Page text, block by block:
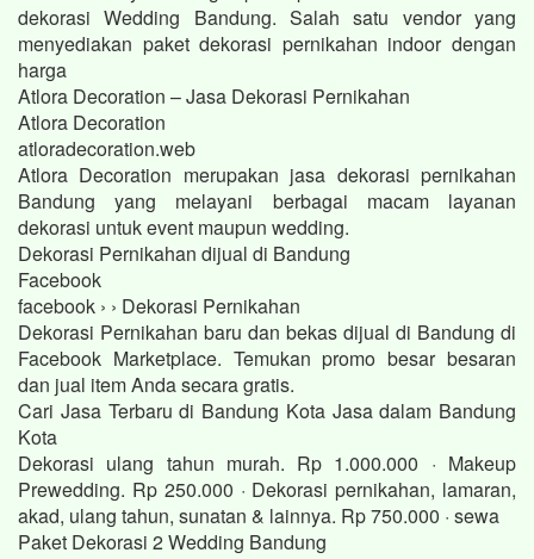
dekorasi Wedding Bandung. Salah satu vendor yang
menyediakan paket dekorasi pernikahan indoor dengan
harga
Atlora Decoration – Jasa Dekorasi Pernikahan
Atlora Decoration
atloradecoration.web
Atlora Decoration merupakan jasa dekorasi pernikahan
Bandung yang melayani berbagai macam layanan
dekorasi untuk event maupun wedding.
Dekorasi Pernikahan dijual di Bandung
Facebook
facebook › › Dekorasi Pernikahan
Dekorasi Pernikahan baru dan bekas dijual di Bandung di
Facebook Marketplace. Temukan promo besar besaran
dan jual item Anda secara gratis.
Cari Jasa Terbaru di Bandung Kota Jasa dalam Bandung
Kota
Dekorasi ulang tahun murah. Rp 1.000.000 · Makeup
Prewedding. Rp 250.000 · Dekorasi pernikahan, lamaran,
akad, ulang tahun, sunatan & lainnya. Rp 750.000 · sewa
Paket Dekorasi 2 Wedding Bandung